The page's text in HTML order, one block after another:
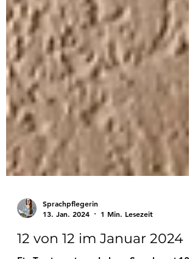
Sprachpflegerin
13. Jan. 2024
1 Min. Lesezeit